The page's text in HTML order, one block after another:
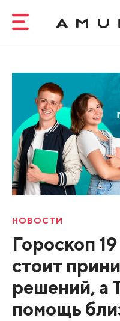
НОВОСТИ
Гороскоп
стоит
решений, а
помощь